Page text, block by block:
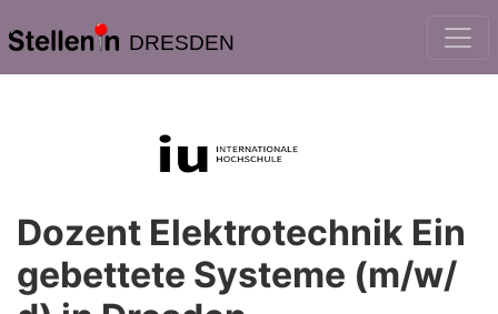
DRESDEN
Dozent Elektrotechnik Ein
gebettete Systeme (m/w/